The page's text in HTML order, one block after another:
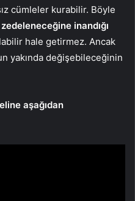
cümleler kurabilir. Böyle
zedeleneceğine inandığı
hale getirmez. Ancak
yakında değişebileceğinin
aşağıdan